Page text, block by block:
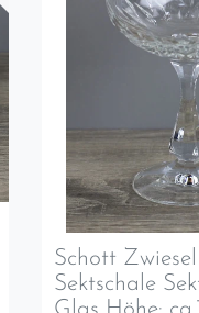
Schott
Sektschale